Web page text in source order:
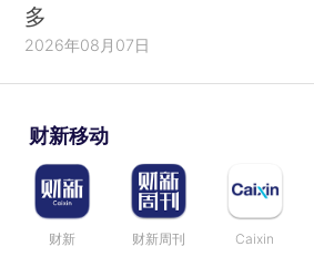
多
2026年08月07日
财新移动
财新 财新周刊 Caixin